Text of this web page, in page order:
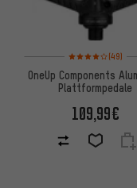
Bewertungen:
(49)
OneUp Components
Plattformpedale
109,99€